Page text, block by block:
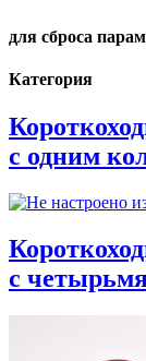
для сброса
Категория
с одним
с